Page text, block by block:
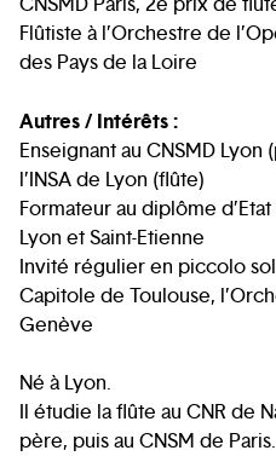
Flûtiste à l’Orchestre de
des Pays de la Loire
Autres / Intérêts :
Enseignant au CNSMD
l’INSA de Lyon (flûte)
Formateur au diplôme
Lyon et Saint-Etienne
Invité régulier en piccolo
Capitole de Toulouse,
Genève
Né à Lyon.
Il étudie la flûte au CNR de
père, puis au CNSM de